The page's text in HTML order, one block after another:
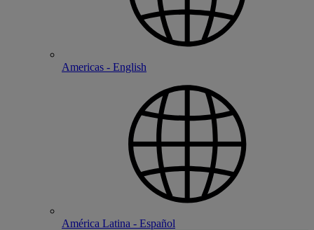
Americas - English
América Latina - Español